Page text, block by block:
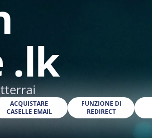
.lk
ACQUISTARE
CASELLE EMAIL
FUNZIONE DI
REDIRECT